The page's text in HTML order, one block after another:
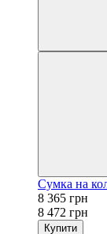
Сумка на
8 365 грн
8 472 грн
Купити